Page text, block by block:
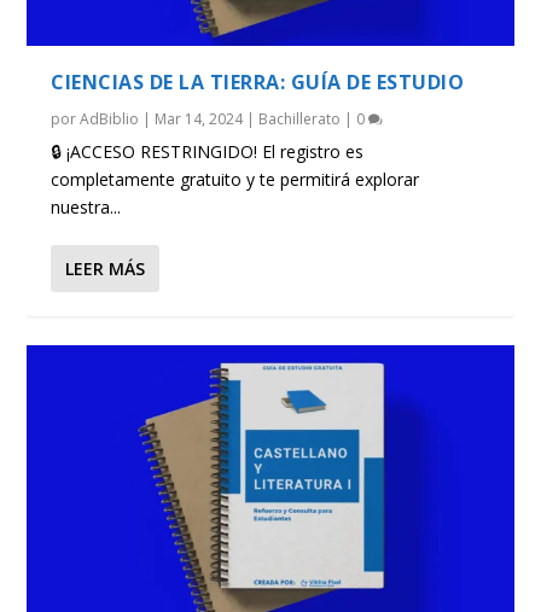
CIENCIAS DE LA TIERRA: GUÍA DE ESTUDIO
porAdBiblio | Mar 14, 2024| Bachillerato | 0
🔒 ¡ACCESO RESTRINGIDO! El registro es
completamente gratuito y te permitirá explorar
nuestra...
LEER MÁS